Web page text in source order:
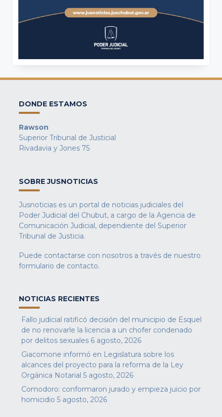
DONDE ESTAMOS
Rawson
Superior Tribunal de Justicial
Rivadavia y Jones 75
SOBRE JUSNOTICIAS
Jusnoticias es un portal de noticias judiciales del
Poder Judicial del Chubut, a cargo de la Agencia de
Comunicación Judicial, dependiente del Superior
Tribunal de Justicia.
Puede contactarse con nosotros a través de nuestro
formulario de contacto.
NOTICIAS RECIENTES
Fallo judicial ratificó decisión del municipio de Esquel
de no renovarle la licencia a un chofer condenado
por delitos sexuales 6 agosto, 2026
Giacomone informó en Legislatura sobre los
alcances del proyecto para la reforma de la Ley
Orgánica Notarial 5 agosto, 2026
Comodoro: conformaron jurado y empieza juicio por
homicidio 5 agosto, 2026